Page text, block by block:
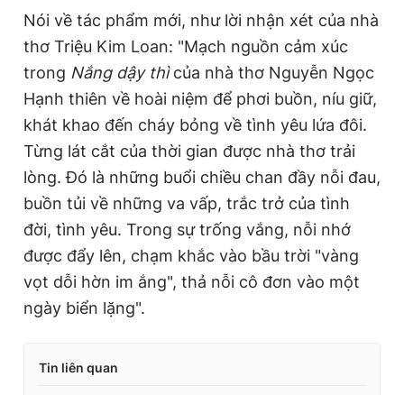
Nói về tác phẩm mới, như lời nhận xét của nhà
thơ Triệu Kim Loan: "Mạch nguồn cảm xúc
trong Nắng dậy thìcủa nhà thơ Nguyễn Ngọc
Hạnh thiên về hoài niệm để phơi buồn, níu giữ,
khát khao đến cháy bỏng về tình yêu lứa đôi.
Từng lát cắt của thời gian được nhà thơ trải
lòng. Đó là những buổi chiều chan đầy nỗi đau,
buồn tủi về những va vấp, trắc trở của tình
đời, tình yêu. Trong sự trống vắng, nỗi nhớ
được đẩy lên, chạm khắc vào bầu trời "vàng
vọt dỗi hờn im ắng", thả nỗi cô đơn vào một
ngày biển lặng".
Tin liên quan